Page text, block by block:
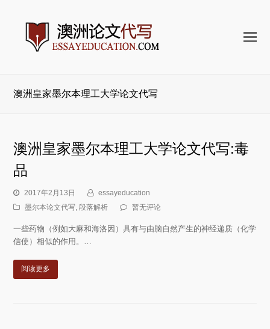
打
澳洲皇家墨尔本理工大学论文代写
澳洲皇家墨尔本理工大学论文代写:毒
品
2017年2月13日
essayeducation
墨尔本论文代写, 段落解析 暂无评论
一些药物（例如大麻和海洛因）具有与由脑自然产生的神经递质（化学
信使）相似的作用。…
阅读更多